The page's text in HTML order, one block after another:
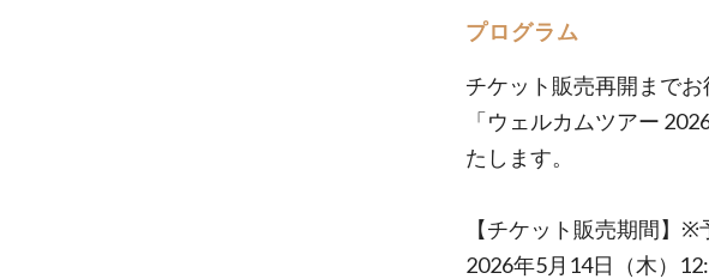
プログラム
チケット販売再開までお
「ウェルカムツアー
たします。
【チケット販売期間】
2026年5月14日（木）